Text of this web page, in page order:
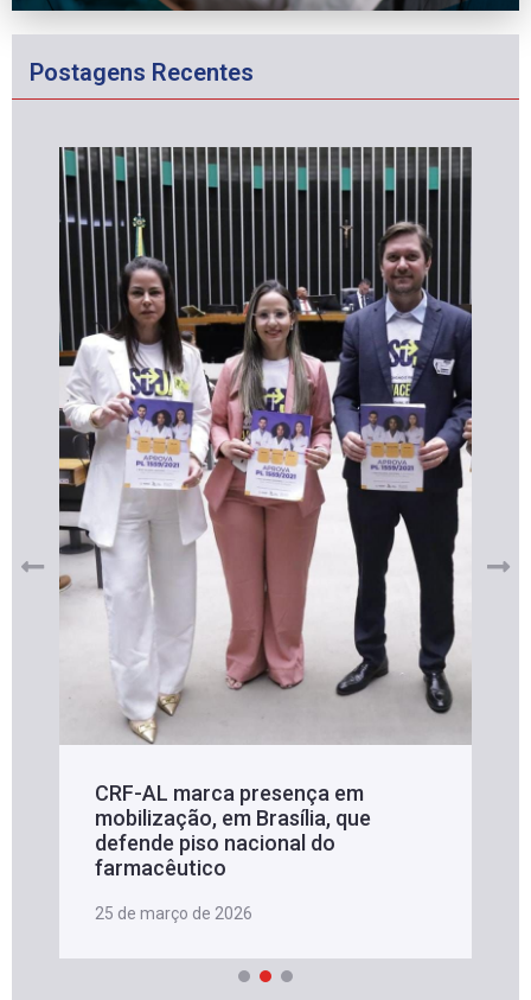
Postagens Recentes
CRF-AL marca presença em
mobilização, em Brasília, que
defende piso nacional do
farmacêutico
25 de março de 2026